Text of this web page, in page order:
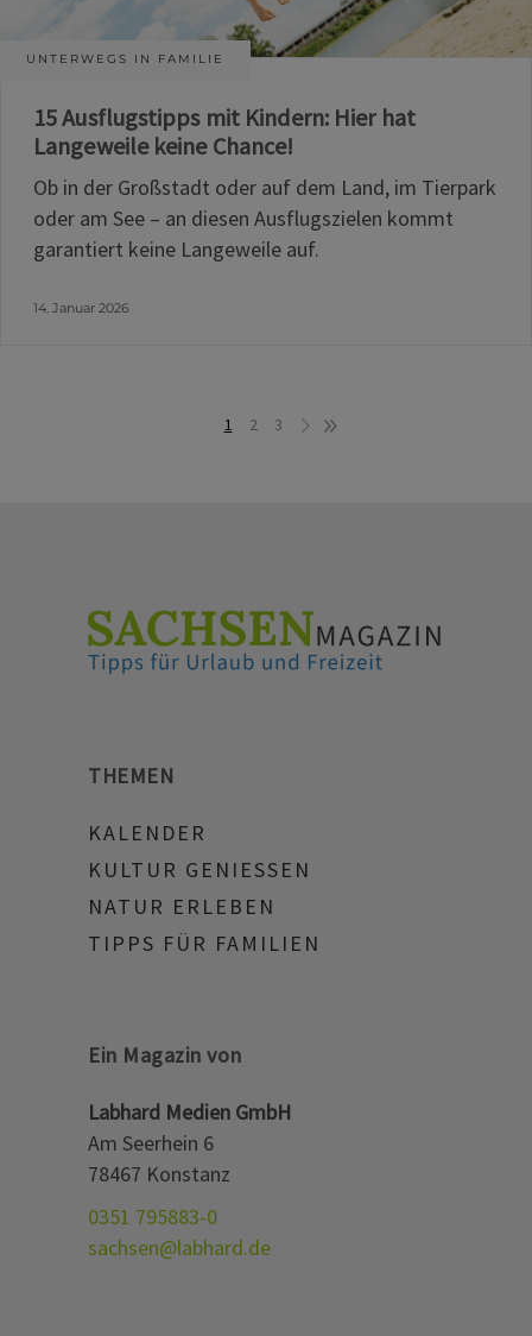
UNTERWEGS IN FAMILIE
15 Ausflugstipps mit Kindern: Hier hat
Langeweile keine Chance!
Ob in der Großstadt oder auf dem Land, im Tierpark
oder am See – an diesen Ausflugszielen kommt
garantiert keine Langeweile auf.
14. Januar 2026
1 2 3
THEMEN
KALENDER
KULTUR GENIESSEN
NATUR ERLEBEN
TIPPS FÜR FAMILIEN
Ein Magazin von
Labhard Medien GmbH
Am Seerhein 6
78467 Konstanz
0351 795883-0
sachsen@labhard.de